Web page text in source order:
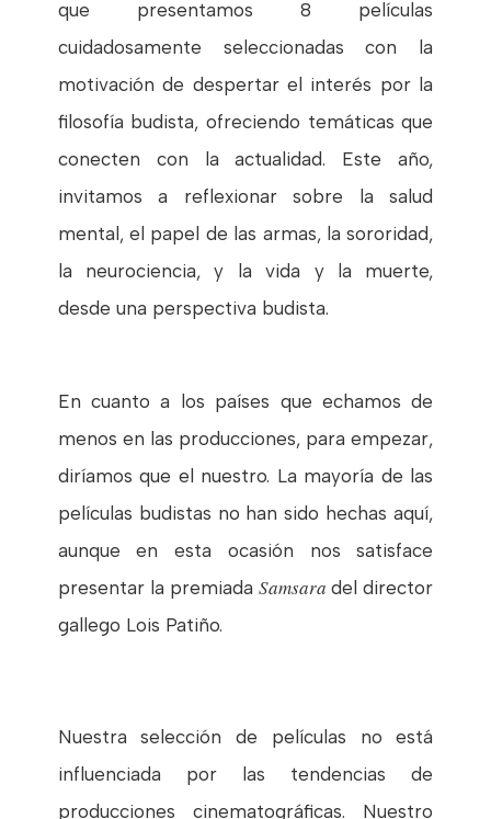
que presentamos 8 películas
cuidadosamente seleccionadas con la
motivación de despertar el interés por la
filosofía budista, ofreciendo temáticas que
conecten con la actualidad. Este año,
invitamos a reflexionar sobre la salud
mental,el papel de las armas, la sororidad,
la neurociencia, y la vida y la muerte,
desde una perspectiva budista.
En cuanto a los países que echamos de
menos en las producciones, para empezar,
diríamos que el nuestro. La mayoría de las
películas budistas no han sido hechas aquí,
aunque en esta ocasión nos satisface
presentar la premiadaSamsaradel director
gallego Lois Patiño.
Nuestra selección de películas no está
influenciada por las tendencias de
producciones cinematográficas. Nuestro